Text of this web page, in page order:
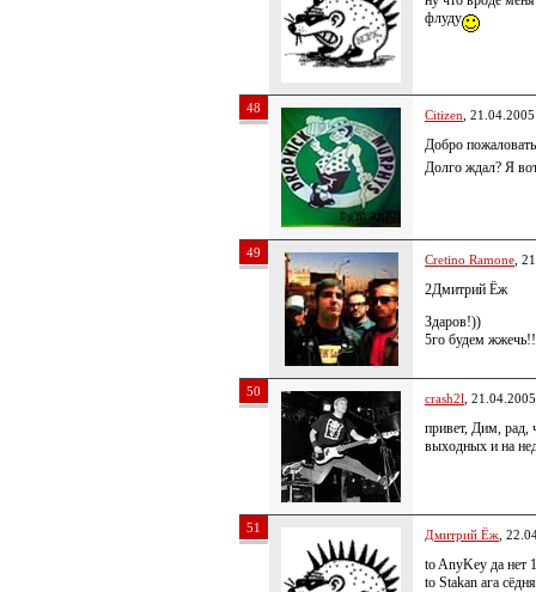
флуду
48 Citizen ,
Добро
Долго ждал? Я
49 Cretino Ramone ,
2Дмитрий Ёж
Здаров!))
5го будем
50 crash2l ,
привет, Дим, рад,
выходных и на
51 Дмитрий Ёж ,
to AnyKey да нет
to Stakan ага